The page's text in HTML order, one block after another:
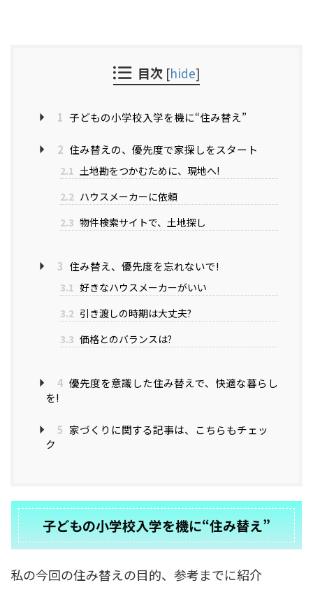
目次 [hide]
1 子どもの小学校入学を機に“住み替え”
2 住み替えの、優先度で家探しをスタート
2.1 土地勘をつかむために、現地へ!
2.2 ハウスメーカーに依頼
2.3 物件検索サイトで、土地探し
3 住み替え、優先度を忘れないで!
3.1 好きなハウスメーカーがいい
3.2 引き渡しの時期は大丈夫?
3.3 価格とのバランスは?
4 優先度を意識した住み替えで、快適な暮らし
を!
5 家づくりに関する記事は、こちらもチェッ
ク
子どもの小学校入学を機に“住み替え”
私の今回の住み替えの目的、参考までに紹介